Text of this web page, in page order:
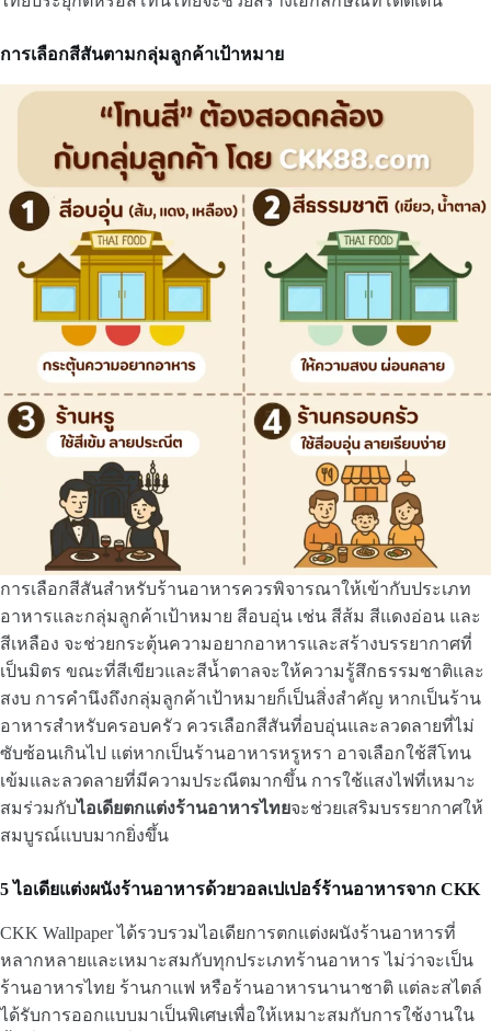
การเลือกสีสันตามกลุ่มลูกค้าเป้าหมาย
การเลือกสีสันสำหรับร้านอาหารควรพิจารณาให้เข้ากับประเภท
อาหารและกลุ่มลูกค้าเป้าหมาย สีอบอุ่น เช่น สีส้ม สีแดงอ่อน และ
สีเหลือง จะช่วยกระตุ้นความอยากอาหารและสร้างบรรยากาศที่
เป็นมิตร ขณะที่สีเขียวและสีน้ำตาลจะให้ความรู้สึกธรรมชาติและ
สงบ การคำนึงถึงกลุ่มลูกค้าเป้าหมายก็เป็นสิ่งสำคัญ หากเป็นร้าน
อาหารสำหรับครอบครัว ควรเลือกสีสันที่อบอุ่นและลวดลายที่ไม่
ซับซ้อนเกินไป แต่หากเป็นร้านอาหารหรูหรา อาจเลือกใช้สีโทน
เข้มและลวดลายที่มีความประณีตมากขึ้น การใช้แสงไฟที่เหมาะ
สมร่วมกับไอเดียตกแต่งร้านอาหารไทยจะช่วยเสริมบรรยากาศให้
สมบูรณ์แบบมากยิ่งขึ้น
5 ไอเดียแต่งผนังร้านอาหารด้วยวอลเปเปอร์ร้านอาหารจาก CKK
CKK Wallpaper ได้รวบรวมไอเดียการตกแต่งผนังร้านอาหารที่
หลากหลายและเหมาะสมกับทุกประเภทร้านอาหาร ไม่ว่าจะเป็น
ร้านอาหารไทย ร้านกาแฟ หรือร้านอาหารนานาชาติ แต่ละสไตล์
ได้รับการออกแบบมาเป็นพิเศษเพื่อให้เหมาะสมกับการใช้งานใน